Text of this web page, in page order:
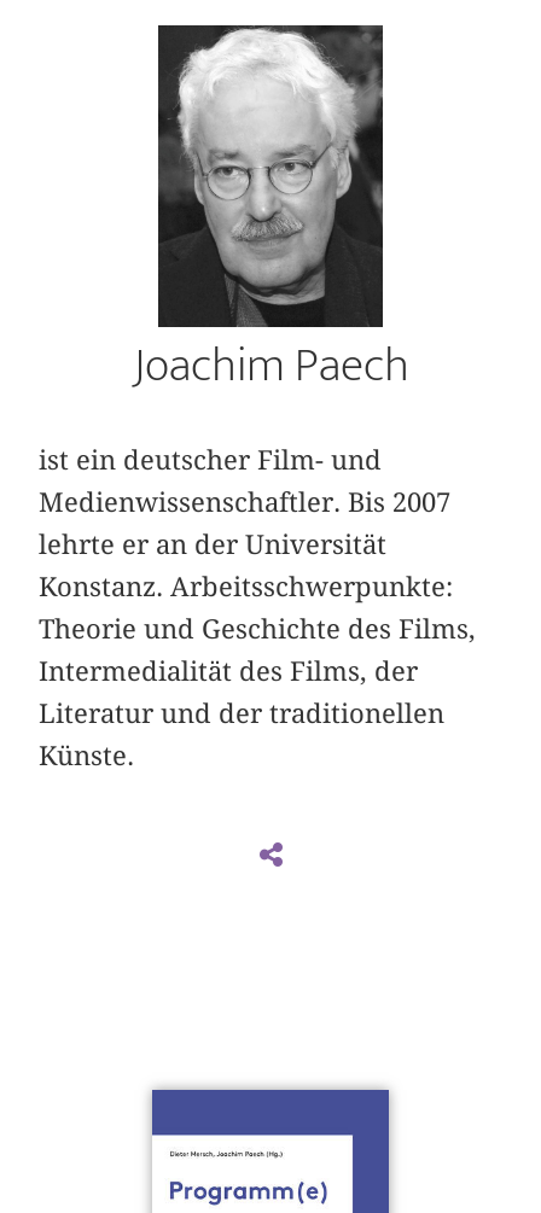
Joachim Paech
ist ein deutscher Film- und
Medienwissenschaftler. Bis 2007
lehrte er an der Universität
Konstanz. Arbeitsschwerpunkte:
Theorie und Geschichte des Films,
Intermedialität des Films, der
Literatur und der traditionellen
Künste.